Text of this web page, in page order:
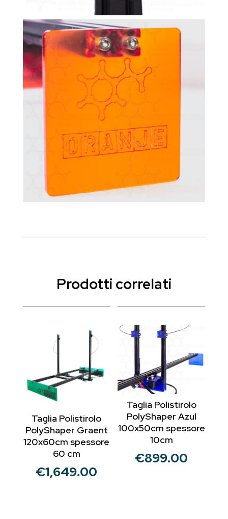
Prodotti correlati
Taglia Polistirolo
PolyShaper Graent
120x60cm spessore
60 cm
€1,649.00
Taglia Polistirolo
PolyShaper Azul
100x50cm spessore
10cm
€899.00